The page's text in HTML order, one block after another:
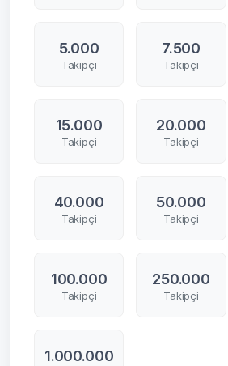
5.000
Takipçi
7.500
Takipçi
15.000
Takipçi
20.000
Takipçi
40.000
Takipçi
50.000
Takipçi
100.000
Takipçi
250.000
Takipçi
1.000.000